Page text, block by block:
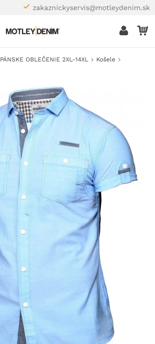
zakaznickyservis@motleydenim.sk
PÁNSKE OBLEČENIE 2XL-14XL
Košele